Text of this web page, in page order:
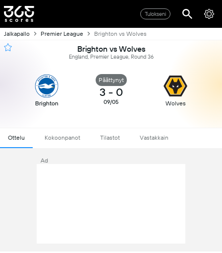
Tulokseni
Jalkapallo Premier League Brighton vs Wolves
Brighton vs Wolves
England, Premier League, Round 36
Brighton
Päättynyt
3 - 0
09/05 Wolves
Ottelu Kokoonpanot Tilastot Vastakkain
Ad